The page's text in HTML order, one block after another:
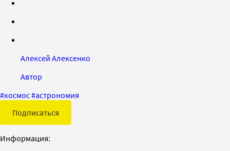
Алексей Алексенко
Автор
#космос#астрономия
Подписаться
Информация: